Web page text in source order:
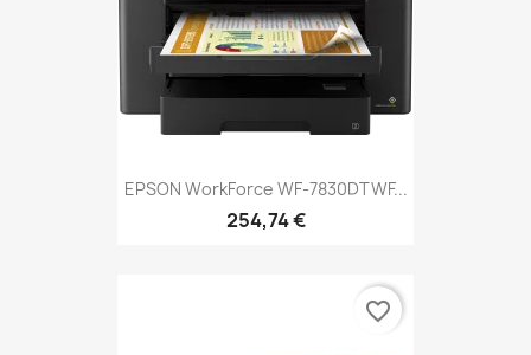
EPSON WorkForce WF-7830DTWF...
254,74 €
favorite_border